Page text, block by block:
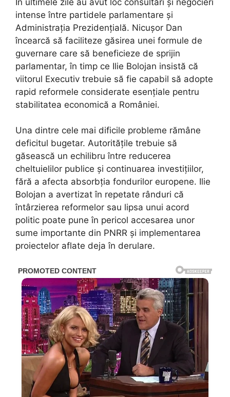
intense între partidele parlamentare și
Administrația Prezidențială. Nicușor Dan
încearcă să faciliteze găsirea unei formule de
guvernare care să beneficieze de sprijin
parlamentar, în timp ce Ilie Bolojan insistă că
viitorul Executiv trebuie să fie capabil să adopte
rapid reformele considerate esențiale pentru
stabilitatea economică a României.
Una dintre cele mai dificile probleme rămâne
deficitul bugetar. Autoritățile trebuie să
găsească un echilibru între reducerea
cheltuielilor publice și continuarea investițiilor,
fără a afecta absorbția fondurilor europene. Ilie
Bolojan a avertizat în repetate rânduri că
întârzierea reformelor sau lipsa unui acord
politic poate pune în pericol accesarea unor
sume importante din PNRR și implementarea
proiectelor aflate deja în derulare.